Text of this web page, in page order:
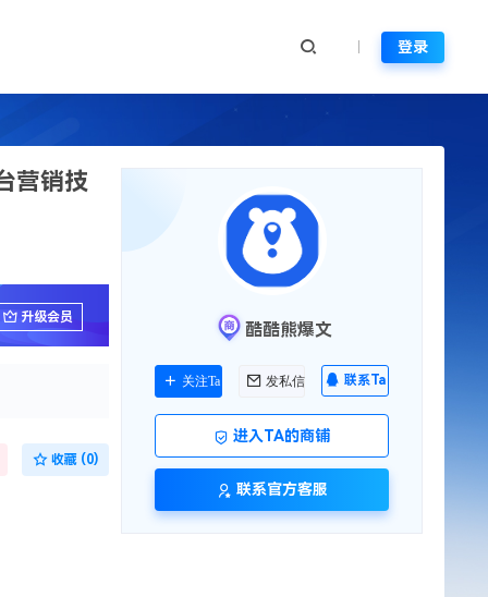
登录
营销技
升级会员
收藏 (0)
酷酷熊爆文
关注Ta 发私信 联系Ta
进入TA的商铺
联系官方客服